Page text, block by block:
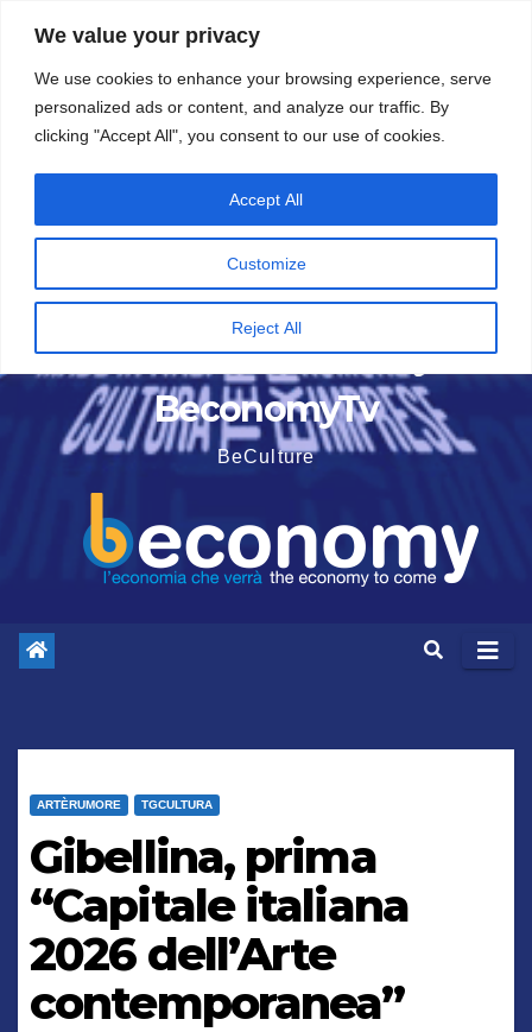
We value your privacy
We use cookies to enhance your browsing experience, serve
personalized ads or content, and analyze our traffic. By
clicking "Accept All", you consent to our use of cookies.
Customize
Reject All
Accept All
contenuto
5 Agosto 2026
BeconomyTv
BeCulture
ARTÈRUMORE TGCULTURA
Gibellina, prima
“Capitale italiana
2026 dell’Arte
contemporanea”